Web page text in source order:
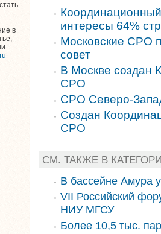
в
интересы 64%
Московские СРО
совет
В Москве создан
СРО
СРО Северо-
Создан
СРО
СМ. ТАКЖЕ В
В бассейне Амура
VII Российский
НИУ МГСУ
Более 10,5 тыс.